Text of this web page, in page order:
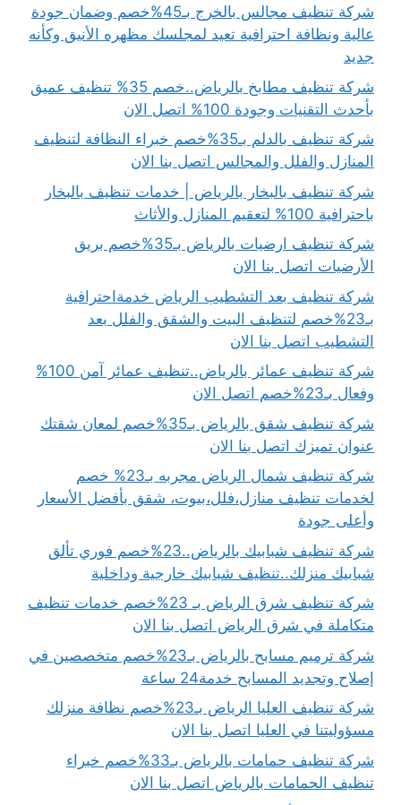
شركة تنظيف مجالس بالخرج بـ45%خصم وضمان جودة
عالية ونظافة احترافية تعيد لمجلسك مظهره الأنيق وكأنه
جديد
شركة تنظيف مطابخ بالرياض..خصم 35% تنظيف عميق
بأحدث التقنيات وجودة 100% اتصل الان
شركة تنظيف بالدلم بـ35%خصم خبراء النظافة لتنظيف
المنازل والفلل والمجالس اتصل بنا الان
شركة تنظيف بالبخار بالرياض | خدمات تنظيف بالبخار
باحترافية 100% لتعقيم المنازل والأثاث
شركة تنظيف ارضيات بالرياض بـ35%خصم بريق
الأرضيات اتصل بنا الان
شركة تنظيف بعد التشطيب الرياض خدمةاحترافية
بـ23%خصم لتنظيف البيت والشقق والفلل بعد
التشطيب اتصل بنا الان
شركة تنظيف عمائر بالرياض..تنظيف عمائر آمن 100%
وفعال بـ23%خصم اتصل الان
شركة تنظيف شقق بالرياض بـ35%خصم لمعان شقتك
عنوان تميزك اتصل بنا الان
شركة تنظيف شمال الرياض مجربه بـ23% خصم
لخدمات تنظيف منازل،فلل،بيوت، شقق بأفضل الأسعار
وأعلى جودة
شركة تنظيف شبابيك بالرياض..23%خصم فوري تألق
شبابيك منزلك..تنظيف شبابيك خارجية وداخلية
شركة تنظيف شرق الرياض بـ 23%خصم خدمات تنظيف
متكاملة في شرق الرياض اتصل بنا الان
شركة ترميم مسابح بالرياض بـ23%خصم متخصصين في
إصلاح وتجديد المسابح خدمة24 ساعة
شركة تنظيف العليا الرياض بـ23%خصم نظافة منزلك
مسؤوليتنا في العليا اتصل بنا الان
شركة تنظيف حمامات بالرياض بـ33%خصم خبراء
تنظيف الحمامات بالرياض اتصل بنا الان